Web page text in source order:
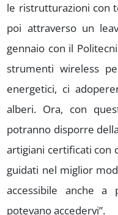
le ristrutturazioni con
poi attraverso un
gennaio con il
strumenti wireless
energetici, ci
alberi. Ora, con
potranno disporre
artigiani certificati con
guidati nel miglior
accessibile anche
potevano accedervi”.